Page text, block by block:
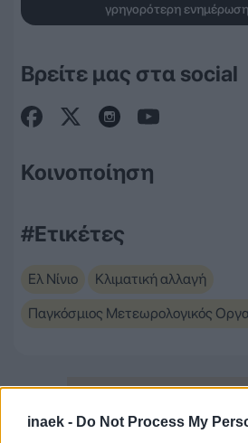
inaek - Do Not Process My
γρηγορότερη
Βρείτε μας στα social
Κοινοποίηση
#Ετικέτες
Ελ Νίνιο
Κλιματική αλλαγή
Παγκόσμιος Μετεωρολογικός